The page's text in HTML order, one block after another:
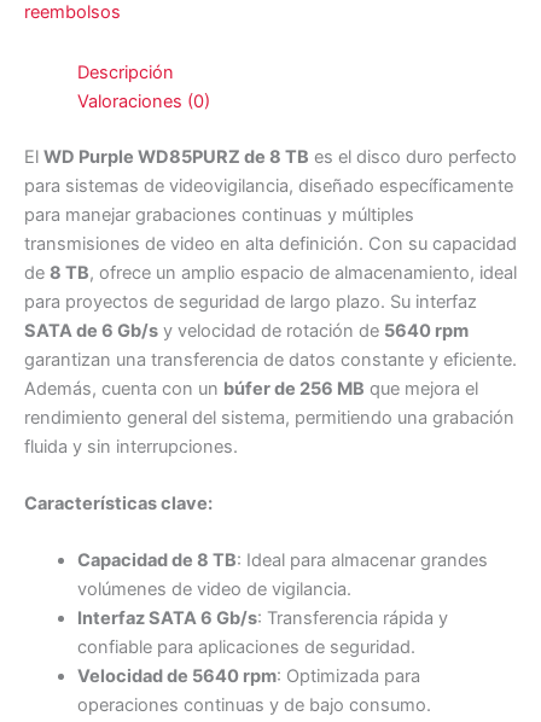
reembolsos
Descripción
Valoraciones (0)
El WD Purple WD85PURZ de 8 TB es el disco duro perfecto
para sistemas de videovigilancia, diseñado específicamente
para manejar grabaciones continuas y múltiples
transmisiones de video en alta definición. Con su capacidad
de 8 TB, ofrece un amplio espacio de almacenamiento, ideal
para proyectos de seguridad de largo plazo. Su interfaz
SATA de 6 Gb/s y velocidad de rotación de 5640 rpm
garantizan una transferencia de datos constante y eficiente.
Además, cuenta con un búfer de 256 MB que mejora el
rendimiento general del sistema, permitiendo una grabación
fluida y sin interrupciones.
Características clave:
Capacidad de 8 TB: Ideal para almacenar grandes
volúmenes de video de vigilancia.
Interfaz SATA 6 Gb/s: Transferencia rápida y
confiable para aplicaciones de seguridad.
Velocidad de 5640 rpm: Optimizada para
operaciones continuas y de bajo consumo.